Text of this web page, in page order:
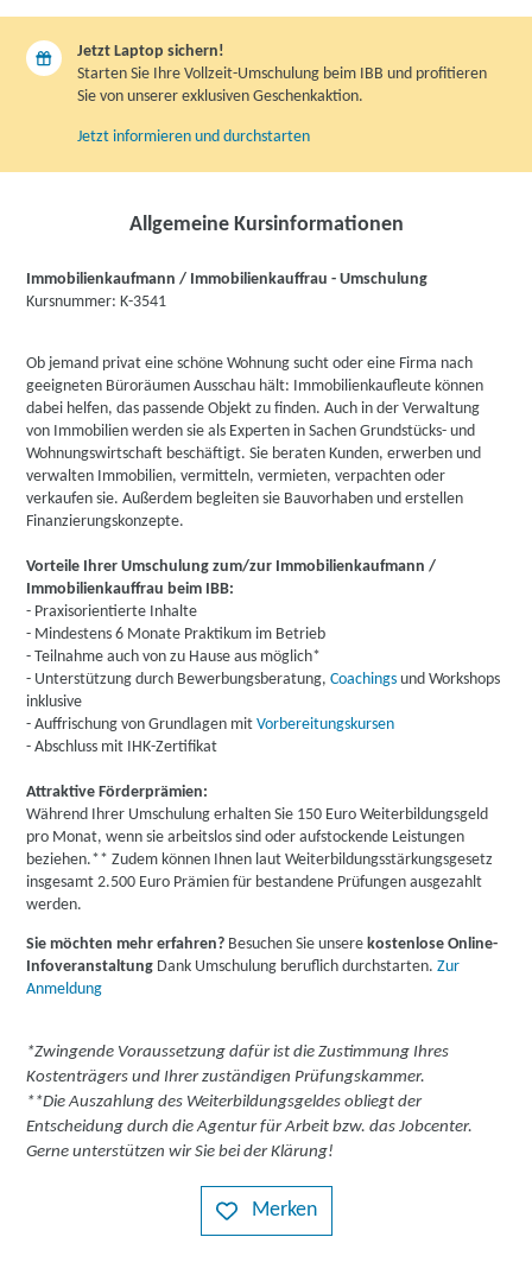
Jetzt Laptop sichern!
Starten Sie Ihre Vollzeit-Umschulung beim IBB und profitieren
Sie von unserer exklusiven Geschenkaktion.
Jetzt informieren und durchstarten
Allgemeine Kursinformationen
Immobilienkaufmann / Immobilienkauffrau - Umschulung
Kursnummer: K-3541
Ob jemand privat eine schöne Wohnung sucht oder eine Firma nach
geeigneten Büroräumen Ausschau hält: Immobilienkaufleute können
dabei helfen, das passende Objekt zu finden. Auch in der Verwaltung
von Immobilien werden sie als Experten in Sachen Grundstücks- und
Wohnungswirtschaft beschäftigt. Sie beraten Kunden, erwerben und
verwalten Immobilien, vermitteln, vermieten, verpachten oder
verkaufen sie. Außerdem begleiten sie Bauvorhaben und erstellen
Finanzierungskonzepte.
Vorteile Ihrer Umschulung zum/zur Immobilienkaufmann /
Immobilienkauffrau beim IBB:
- Praxisorientierte Inhalte
- Mindestens 6 Monate Praktikum im Betrieb
- Teilnahme auch von zu Hause aus möglich*
- Unterstützung durch Bewerbungsberatung, Coachingsund Workshops
inklusive
- Auffrischung von Grundlagen mitVorbereitungskursen
- Abschluss mit IHK-Zertifikat
Attraktive Förderprämien:
Während Ihrer Umschulung erhalten Sie 150 Euro Weiterbildungsgeld
pro Monat, wenn sie arbeitslos sind oder aufstockende Leistungen
beziehen.** Zudem können Ihnen laut Weiterbildungsstärkungsgesetz
insgesamt 2.500 Euro Prämien für bestandene Prüfungen ausgezahlt
werden.
Sie möchten mehr erfahren? Besuchen Sie unsere kostenlose Online-
Infoveranstaltung Dank Umschulung beruflich durchstarten.Zur
Anmeldung
*Zwingende Voraussetzung dafür ist die Zustimmung Ihres
Kostenträgers und Ihrer zuständigen Prüfungskammer.
**Die Auszahlung des Weiterbildungsgeldes obliegt der
Entscheidung durch die Agentur für Arbeit bzw. das Jobcenter.
Gerne unterstützen wir Sie bei der Klärung!
Merken